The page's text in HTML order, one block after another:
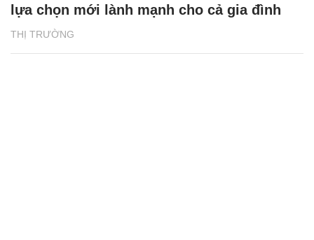
THỊ TRƯỜNG
lựa chọn mới lành mạnh cho cả gia đình